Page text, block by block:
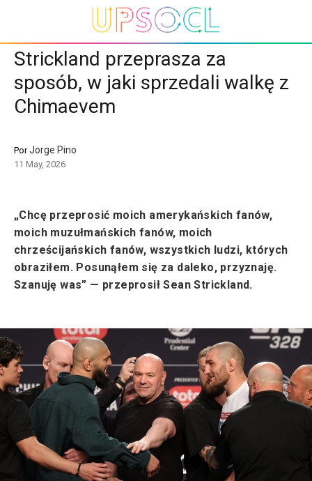
Strickland przeprasza za
sposób, w jaki sprzedali walkę z
Chimaevem
PorJorge Pino
11 May, 2026
„Chcę przeprosić moich amerykańskich fanów,
moich muzułmańskich fanów, moich
chrześcijańskich fanów, wszystkich ludzi, których
obraziłem. Posunąłem się za daleko, przyznaję.
Szanuję was” — przeprosił Sean Strickland.